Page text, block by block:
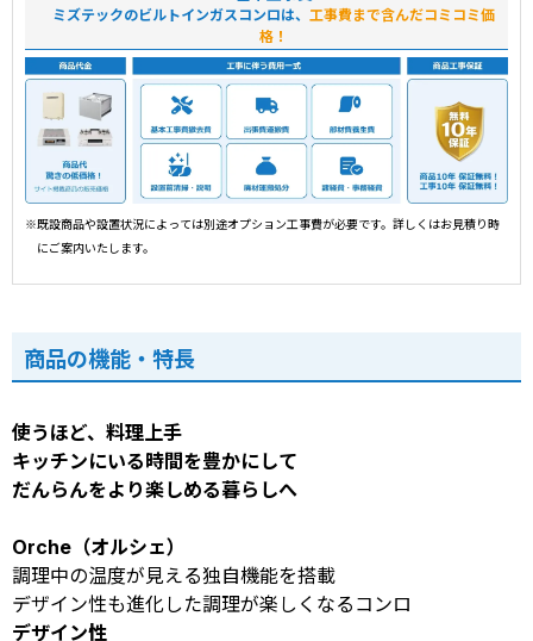
ミズテックのビルトインガスコンロは、 工事費まで含んだコミコミ価
格！
※既設商品や設置状況によっては別途オプション工事費が必要です。詳しくはお見積り時
にご案内いたします。
商品の機能・特長
使うほど、料理上手
キッチンにいる時間を豊かにして
だんらんをより楽しめる暮らしへ
Orche（オルシェ）
調理中の温度が見える独自機能を搭載
デザイン性も進化した調理が楽しくなるコンロ
デザイン性